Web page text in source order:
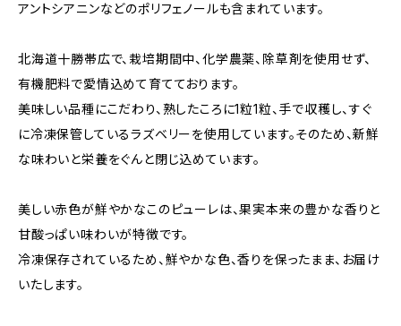
アントシアニンなどのポリフェノールも含まれています。
北海道十勝帯広で、栽培期間中、化学農薬、除草剤を使用せず、
有機肥料で愛情込めて育てております。
美味しい品種にこだわり、熟したころに1粒1粒、手で収穫し、すぐ
に冷凍保管しているラズベリーを使用しています。そのため、新鮮
な味わいと栄養をぐんと閉じ込めています。
美しい赤色が鮮やかなこのピューレは、果実本来の豊かな香りと
甘酸っぱい味わいが特徴です。
冷凍保存されているため、鮮やかな色、香りを保ったまま、お届け
いたします。